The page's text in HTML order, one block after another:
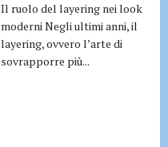
Il ruolo del layering nei look
moderni Negli ultimi anni, il
layering, ovvero l’arte di
sovrapporre più...